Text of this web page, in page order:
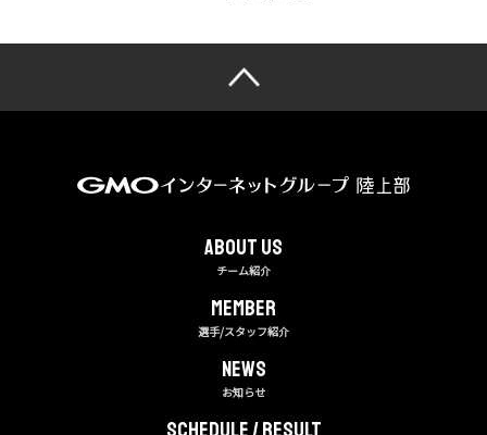
About us
チーム紹介
MEMBER
選手/スタッフ紹介
NEWS
お知らせ